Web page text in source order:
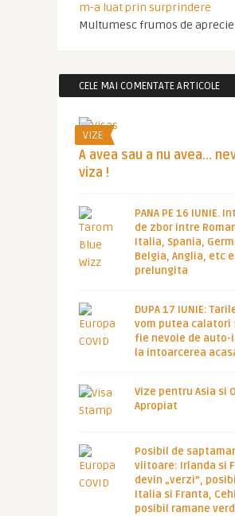
m-a luat prin surprindere
Multumesc frumos de
CELE MAI COMENTATE ARTICOLE
VIZE
A avea sau a nu avea…
viza !
PANA PE 16 IUNIE.
de zbor intre
Italia, Spania,
Belgia, Anglia, etc
prelungita
DUPA 17 IUNIE:
vom putea calatori
fie nevoie de auto-
la intoarcerea
Vize pentru Asia si
Apropiat
Posibil de
viitoare: Irlanda si
devin „verzi”,
Italia si Franta,
posibil ramane